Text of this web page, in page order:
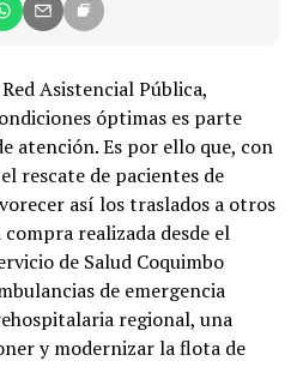
Asistencial Pública,
óptimas es parte
atención. Es por ello que, con
rescate de pacientes de
así los traslados a otros
realizada desde el
de Salud Coquimbo
de emergencia
regional, una
y modernizar la flota de